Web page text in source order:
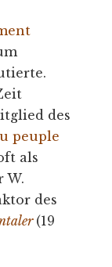
des
peuple
als
W.
des
(19